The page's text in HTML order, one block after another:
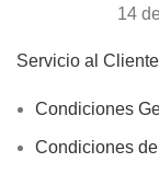
14
Servicio al Cliente
Condiciones
Condiciones